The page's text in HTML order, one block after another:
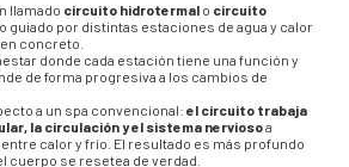
llamado circuito hidrotermal o circuito
guiado por distintas estaciones de agua y calor
concreto.
donde cada estación tiene una función y
de forma progresiva a los cambios de
a un spa convencional: el circuito trabaja
la circulación y el sistema nerviosoa
calor y frío. El resultado es más profundo
cuerpo se resetea de verdad.